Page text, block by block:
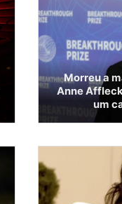
Morreu a
Anne
um